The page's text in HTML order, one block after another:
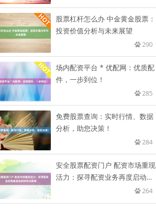
股票杠杆怎么办 中金黄金股票：
投资价值分析与未来展望
290
场内配资平台 * 优配网：优质配
件，一步到位！
285
免费股票查询：实时行情、数据
分析，助您决策！
284
安全股票配资门户 配资市场重现
活力：探寻配资业务再度启动的
264